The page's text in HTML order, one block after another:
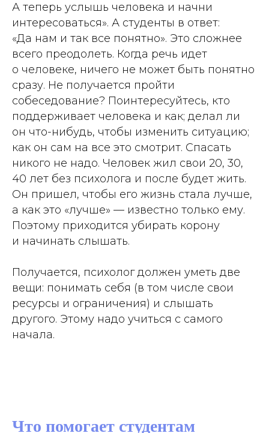
А теперь услышь человека и начни
интересоваться». А студенты в ответ:
«Да нам и так все понятно». Это сложнее
всего преодолеть. Когда речь идет
о человеке, ничего не может быть понятно
сразу. Не получается пройти
собеседование? Поинтересуйтесь, кто
поддерживает человека и как; делал ли
он что-нибудь, чтобы изменить ситуацию;
как он сам на все это смотрит. Спасать
никого не надо. Человек жил свои 20, 30,
40 лет без психолога и после будет жить.
Он пришел, чтобы его жизнь стала лучше,
а как это «лучше» — известно только ему.
Поэтому приходится убирать корону
и начинать слышать.
Получается, психолог должен уметь две
вещи: понимать себя (в том числе свои
ресурсы и ограничения) и слышать
другого. Этому надо учиться с самого
начала.
Что помогает студентам